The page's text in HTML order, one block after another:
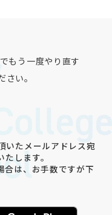
もう一度やり直す
い。
いたメールアドレス宛
します。
は、お手数ですが下